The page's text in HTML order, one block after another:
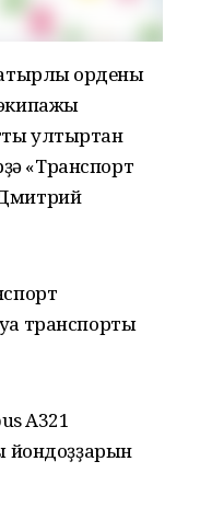
ордены
ултыртҡан
«Транспорт
транспорты
A321
йондоҙҙарын